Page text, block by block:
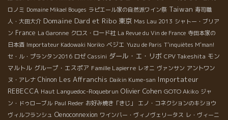
ロノミ Domaine Mikael Bouges ラピエール家の自然派ワイン祭 Taiwan 寿司職
人・大田大介 Domaine Dard et Ribo 東京 Mas Lau 2013 シャトー・ブリア
ン France La Garonne クロス・ロード社 La Revue du Vin de France 寺田本家の
日本酒 Importateur Kadowaki Noriko ベジエ Yuzu de Paris T'inquiètes M'man!
セ・ル・プランタン2016 ロゼ Cassini ダール・エ・リボ CPV Takeshita モン
マルトル グループ・エスポア Famille Lapierre レオニ ヴァンサン アントワン
ヌ・アレナ Chinon Les Affranchis Daikin Kume-san Importateur
REBECCA Haut Languedoc-Roquebrun Olivier Cohen GOTO Akiko ジャ
ン・ドゥローブル Paul Reder お好み焼き「きじ」
エノ・コネクションのキショウ
ヴィルフランシュ Oenoconnexion ワインバー・ヴィノヴェリータス レ・ヴィーニ